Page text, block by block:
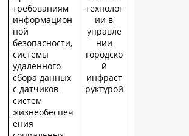
требованиям
информацион
ной
безопасности,
системы
удаленного
сбора данных
с датчиков
систем
жизнеобеспеч
ения
технолог
ии в
управле
нии
городско
й
инфраст
руктурой